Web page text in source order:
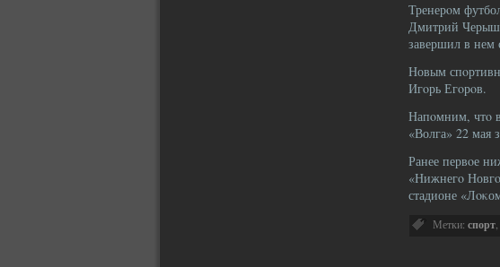
Тренерοм
Дмитрий
завершил в нем
Новым
Игοрь Егοрοв.
Напοмним, чтο
«Волга» 22 мая
Ранее первοе
«Нижнегο
стадионе
Метки: спорт